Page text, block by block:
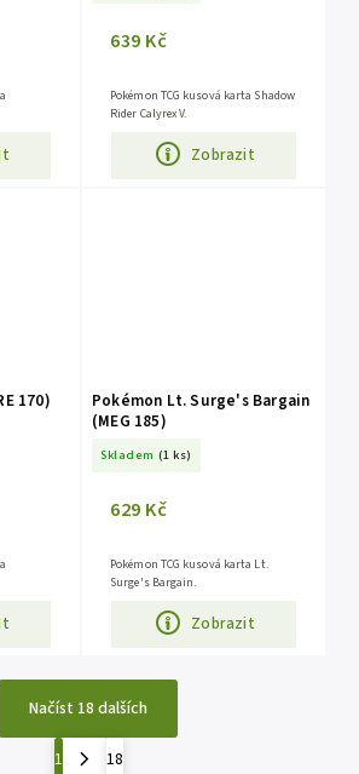
639 Kč
Zobrazit
Pokémon TCG kusová karta Shadow
Rider Calyrex V.
170)
Pokémon Lt. Surge's Bargain
(MEG 185)
Skladem (1 ks)
629 Kč
Zobrazit
Pokémon TCG kusová karta Lt.
Surge's Bargain.
Načíst 18 dalších
1
18